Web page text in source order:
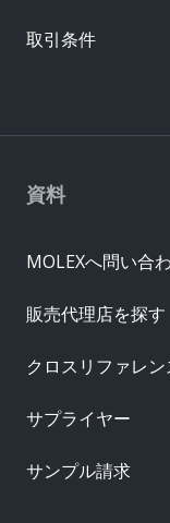
資料
MOLEXへ問い合
販売代理店を探す
クロスリファレン
サプライヤー
サンプル請求
取引条件